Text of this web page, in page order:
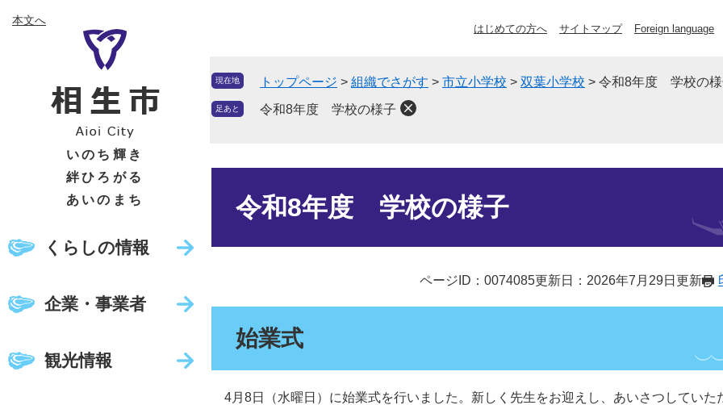
ー
ニ
本文へ
いのち輝き
絆ひろがる
あいのまち
くらしの情報
企業・事業者
観光情報
はじめての方へ サイトマップ Foreign language
現在地 トップページ > 組織でさがす > 市立小学校 > 双葉小学校 > 令和8年度 学校の様
足あと 令和8年度 学校の様子
令和8年度 学校の様子
ページID：0074085更新日：2026年7月29日更新
始業式
4月8日（水曜日）に始業式を行いました。新しく先生をお迎えし、あいさつしていた